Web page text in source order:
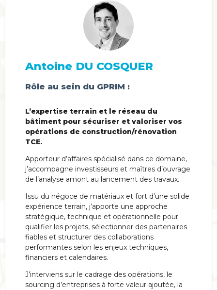
Antoine DU COSQUER
Rôle au sein du GPRIM :
L’expertise terrain et le réseau du
bâtiment pour sécuriser et valoriser vos
opérations de construction/rénovation
TCE.
Apporteur d’affaires spécialisé dans ce domaine,
j’accompagne investisseurs et maîtres d’ouvrage
de l’analyse amont au lancement des travaux.
Issu du négoce de matériaux et fort d’une solide
expérience terrain, j’apporte une approche
stratégique, technique et opérationnelle pour
qualifier les projets, sélectionner des partenaires
fiables et structurer des collaborations
performantes selon les enjeux techniques,
financiers et calendaires.
J’interviens sur le cadrage des opérations, le
sourcing d’entreprises à forte valeur ajoutée, la